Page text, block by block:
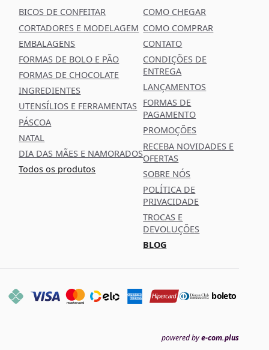
BICOS DE CONFEITAR
CORTADORES E MODELAGEM
EMBALAGENS
FORMAS DE BOLO E PÃO
FORMAS DE CHOCOLATE
INGREDIENTES
UTENSÍLIOS E FERRAMENTAS
PÁSCOA
NATAL
DIA DAS MÃES E NAMORADOS
Todos os produtos
COMO CHEGAR
COMO COMPRAR
CONTATO
CONDIÇÕES DE
ENTREGA
LANÇAMENTOS
FORMAS DE
PAGAMENTO
PROMOÇÕES
RECEBA NOVIDADES E
OFERTAS
SOBRE NÓS
POLÍTICA DE
PRIVACIDADE
TROCAS E
DEVOLUÇÕES
BLOG
boleto
powered bye-com.plus